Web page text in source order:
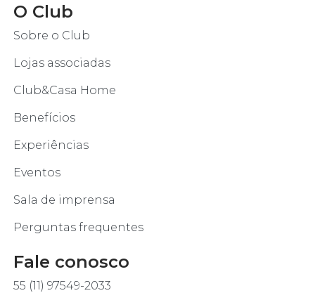
O Club
Sobre o Club
Lojas associadas
Club&Casa Home
Benefícios
Experiências
Eventos
Sala de imprensa
Perguntas frequentes
Fale conosco
55 (11) 97549-2033